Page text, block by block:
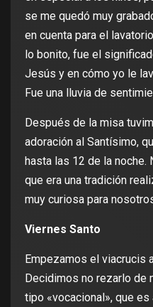
se me quedó muy
en cuenta para el
lo bonito, fue el
Jesús y en cómo yo le
Fue una lluvia de
Después de la misa
adoración al Santísimo,
hasta las 12 de la noche.
que era una tradición
muy curiosa para
Viernes Santo
Empezamos el viacrucis
Decidimos no rezarlo de
tipo «vocacional», que